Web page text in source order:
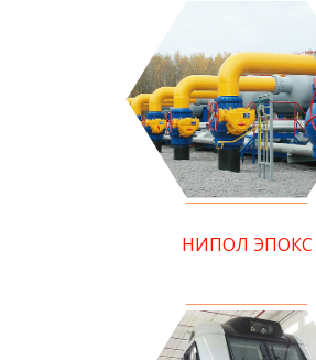
НИПОЛ ЭПОКС